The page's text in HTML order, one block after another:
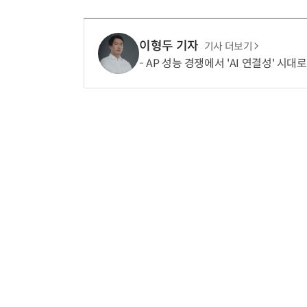
이형두 기자 기사 더보기
AP 성능 경쟁에서 'AI 연결성' 시대